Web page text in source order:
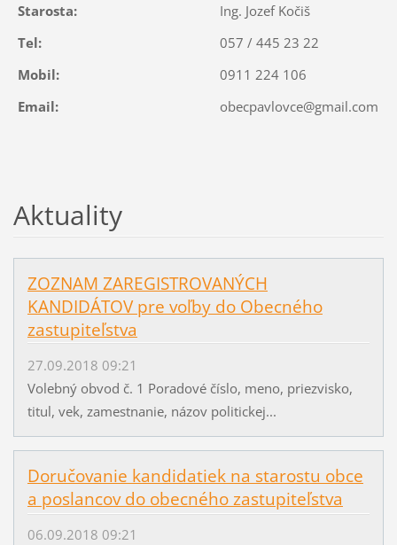
Starosta:
Ing. Jozef Kočiš
Tel:
057 / 445 23 22
Mobil:
0911 224 106
Email:
obecpavlovce@gmail.com
Aktuality
ZOZNAM ZAREGISTROVANÝCH
KANDIDÁTOV pre voľby do Obecného
zastupiteľstva
27.09.2018 09:21
Volebný obvod č. 1 Poradové číslo, meno, priezvisko,
titul, vek, zamestnanie, názov politickej...
Doručovanie kandidatiek na starostu obce
a poslancov do obecného zastupiteľstva
06.09.2018 09:21